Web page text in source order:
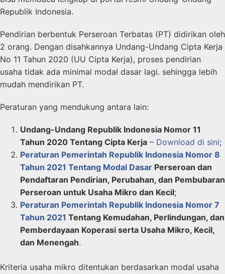
Republik Indonesia.
Pendirian berbentuk Perseroan Terbatas (PT) didirikan oleh
2 orang. Dengan disahkannya Undang-Undang Cipta Kerja
No 11 Tahun 2020 (UU Cipta Kerja), proses pendirian
usaha tidak ada minimal modal dasar lagi. sehingga lebih
mudah mendirikan PT.
Peraturan yang mendukung antara lain:
Undang-Undang Republik Indonesia Nomor 11
Tahun 2020 Tentang Cipta Kerja – Download di sini;
Peraturan Pemerintah Republik Indonesia Nomor 8
Tahun 2021 Tentang Modal Dasar Perseroan dan
Pendaftaran Pendirian, Perubahan, dan Pembubaran
Perseroan untuk Usaha Mikro dan Kecil;
Peraturan Pemerintah Republik Indonesia Nomor 7
Tahun 2021 Tentang Kemudahan, Perlindungan, dan
Pemberdayaan Koperasi serta Usaha Mikro, Kecil,
dan Menengah.
Kriteria usaha mikro ditentukan berdasarkan modal usaha